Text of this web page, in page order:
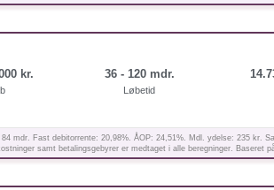
kr. 36 - 120 mdr.
Løbetid
mdr. Fast debitorrente: 20,98%. ÅOP: 24,51%. Mdl. ydelse: 235 kr.
samt betalingsgebyrer er medtaget i alle beregninger. Baseret